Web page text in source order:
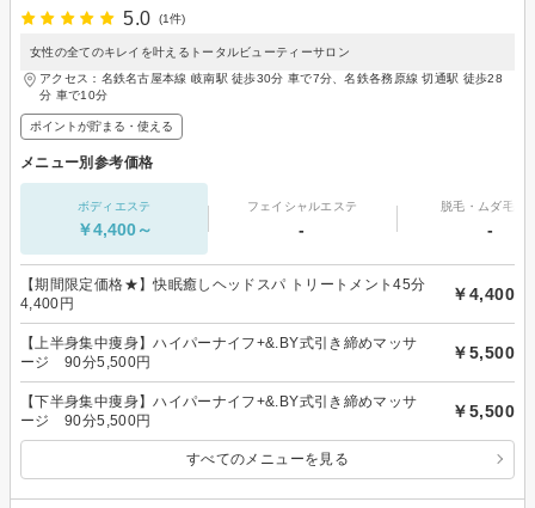
5.0
(1件)
女性の全てのキレイを叶えるトータルビューティーサロン
アクセス：名鉄名古屋本線 岐南駅 徒歩30分 車で7分、名鉄各務原線 切通駅 徒歩28
分 車で10分
ポイントが貯まる・使える
メニュー別参考価格
ボディエステ
￥4,400～
フェイシャルエステ
-
脱毛・ムダ毛処
-
【期間限定価格★】快眠癒しヘッドスパ トリートメント45分
4,400円
￥4,400
【上半身集中痩身】ハイパーナイフ+&.BY式引き締めマッサ
ージ 90分5,500円
￥5,500
【下半身集中痩身】ハイパーナイフ+&.BY式引き締めマッサ
ージ 90分5,500円
￥5,500
すべてのメニューを見る